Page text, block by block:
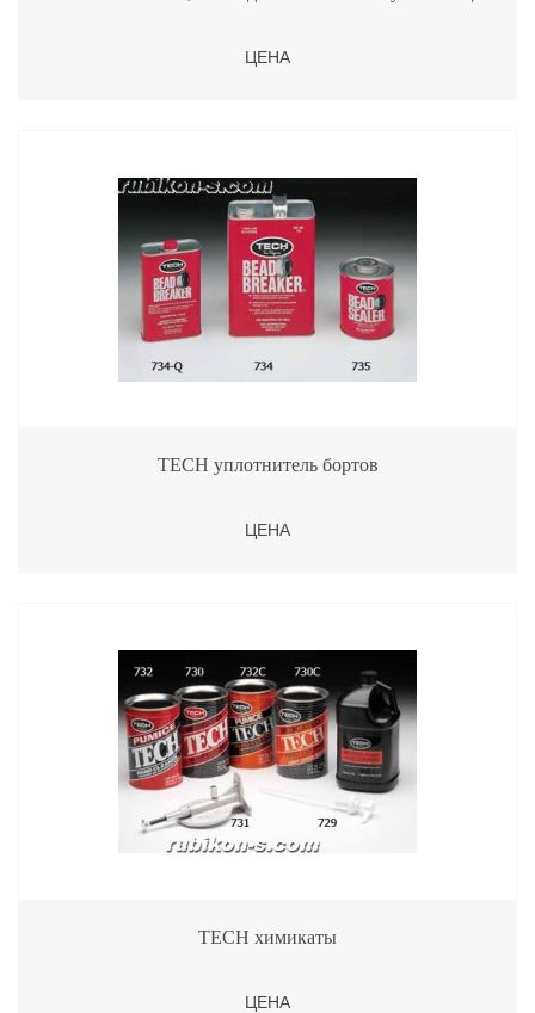
ЦЕНА
TECH уплотнитель бортов
ЦЕНА
TECH химикаты
ЦЕНА